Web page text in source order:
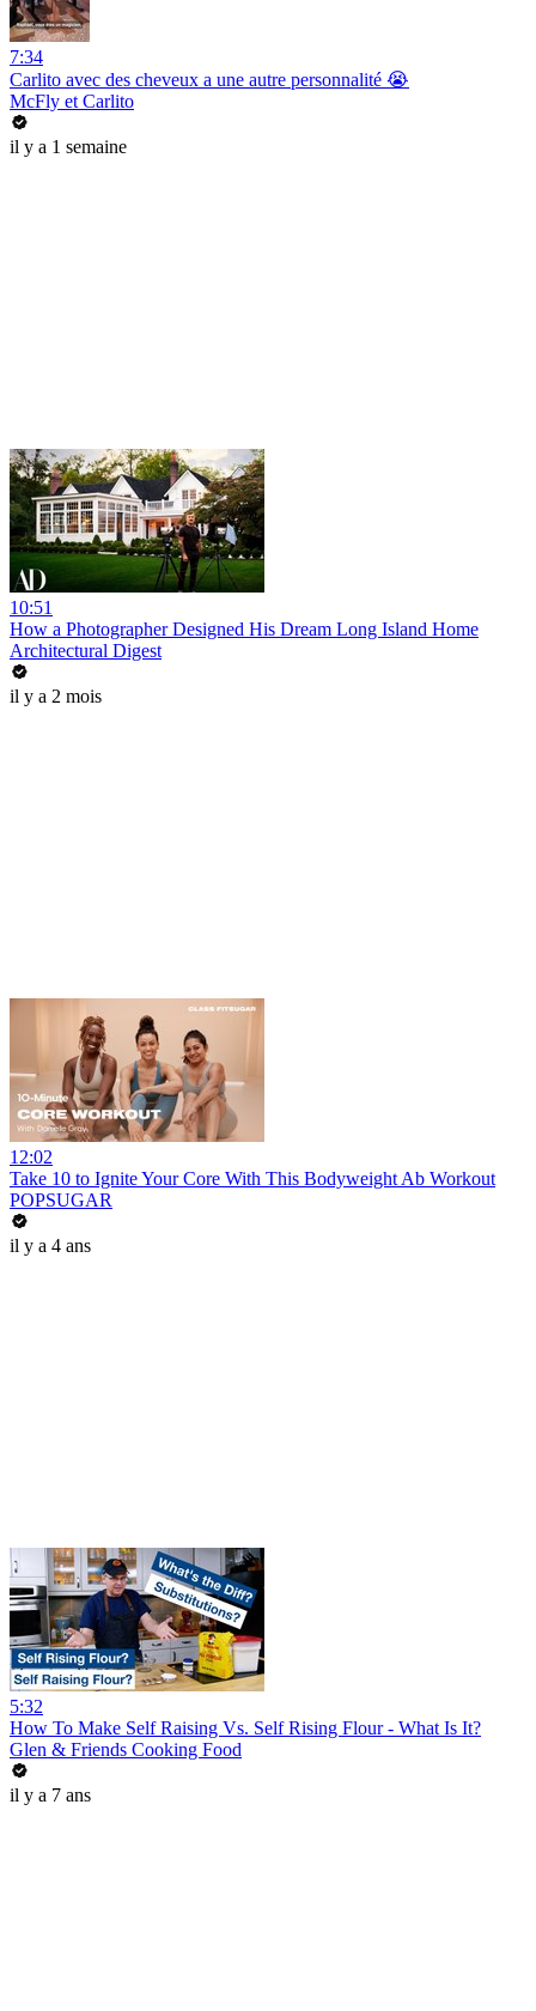
7:34
Carlito avec des cheveux a une autre personnalité 😭
McFly et Carlito
il y a 1 semaine
10:51
How a Photographer Designed His Dream Long Island Home
Architectural Digest
il y a 2 mois
12:02
Take 10 to Ignite Your Core With This Bodyweight Ab Workout
POPSUGAR
il y a 4 ans
5:32
How To Make Self Raising Vs. Self Rising Flour - What Is It?
Glen & Friends Cooking Food
il y a 7 ans